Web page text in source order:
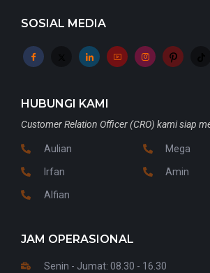
SOSIAL MEDIA
HUBUNGI KAMI
Customer Relation Officer (CRO) kami siap
Aulian
Irfan
Alfian
Mega
Amin
JAM OPERASIONAL
Senin - Jumat: 08.30 - 16.30